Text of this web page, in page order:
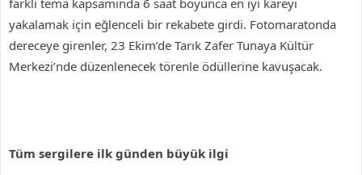
yakalamak için eğlenceli bir rekabete girdi. Fotomaratonda
dereceye girenler, 23 Ekim’de Tarık Zafer Tunaya Kültür
Merkezi’nde düzenlenecek törenle ödüllerine kavuşacak.
Tüm sergilere ilk günden büyük ilgi